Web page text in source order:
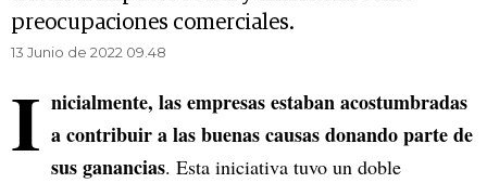
preocupaciones comerciales.
13 Junio de 2022 09.48
I nicialmente, las empresas estaban acostumbradas
a contribuir a las buenas causas donando parte de
sus ganancias. Esta iniciativa tuvo un doble